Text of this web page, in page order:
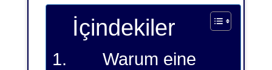
İçindekiler
Warum eine